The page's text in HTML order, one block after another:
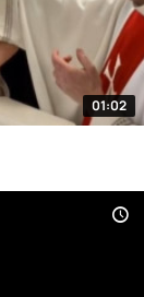
01:02